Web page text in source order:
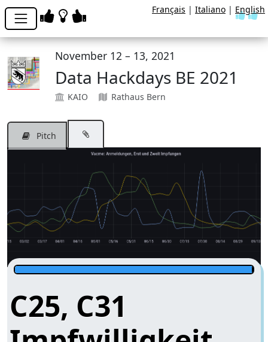
November 12 – 13, 2021
Data Hackdays BE 2021
KAIO Rathaus Bern
Pitch
C25, C31
Français | Italiano | English